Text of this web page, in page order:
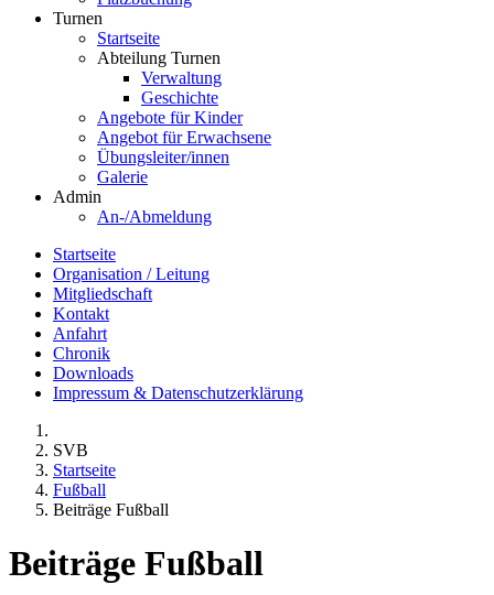
Turnen
Startseite
Abteilung Turnen
Verwaltung
Geschichte
Angebote für Kinder
Angebot für Erwachsene
Übungsleiter/innen
Galerie
Admin
An-/Abmeldung
Startseite
Organisation / Leitung
Mitgliedschaft
Kontakt
Anfahrt
Chronik
Downloads
Impressum & Datenschutzerklärung
SVB
Startseite
Fußball
Beiträge Fußball
Beiträge Fußball